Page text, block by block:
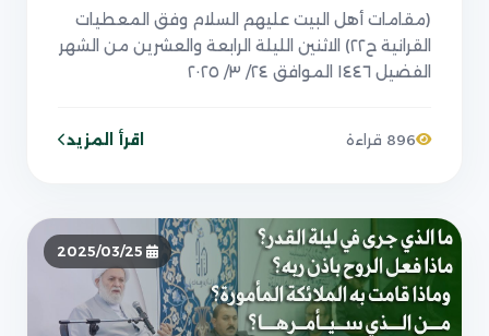
(مقامات أهل البيت عليهم السلام وفق المعطيات
القرانية ح٢٢) الاثنين الليلة الرابعة والعشرين من الشهر
الفضيل ١٤٤٦ الموافق ٢٤/ ٣/ ٢٠٢٥
896 قراءة اقرأ المزيد